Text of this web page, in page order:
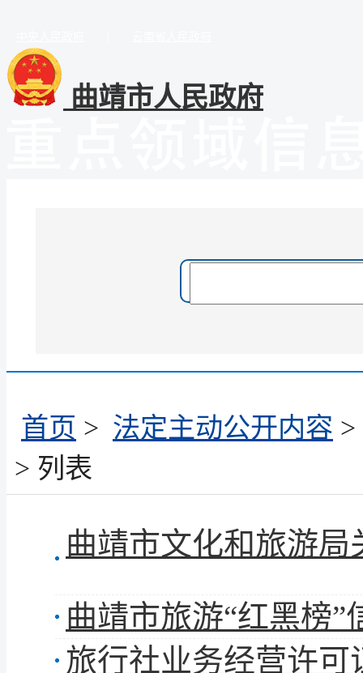
曲靖市人民政府
首页 > 法定主动公开内容 >
> 列表
曲靖市旅游“红黑榜”
旅行社业务经营许可